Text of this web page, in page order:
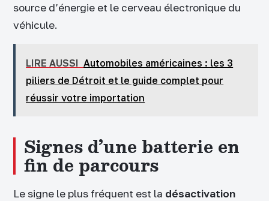
source d’énergie et le cerveau électronique du
véhicule.
LIRE AUSSI Automobiles américaines : les 3
piliers de Détroit et le guide complet pour
réussir votre importation
Signes d’une batterie en
fin de parcours
Le signe le plus fréquent est la désactivation